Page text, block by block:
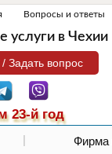
Вопросы и ответы
Задать вопрос
23-й год
услуги в Чехии
Фирма